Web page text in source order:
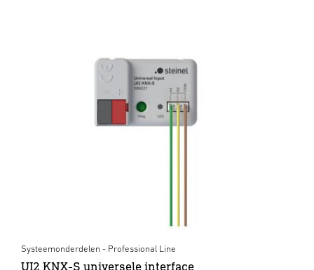
Systeemonderdelen - Professional Line
UI2 KNX-S universele interface